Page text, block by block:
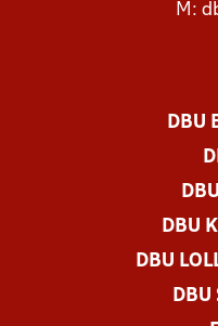
M:
DBU
DBU
DBU